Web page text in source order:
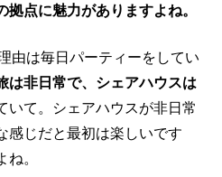
点に魅力がありますよね。
由は毎日パーティーをしてい
は非日常で、シェアハウスは
いて。シェアハウスが非日常
感じだと最初は楽しいです
。